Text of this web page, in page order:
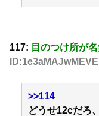
117: 目のつけ所が
ID:1e3aMAJwMEVE
>>114
どうせ12cだろ